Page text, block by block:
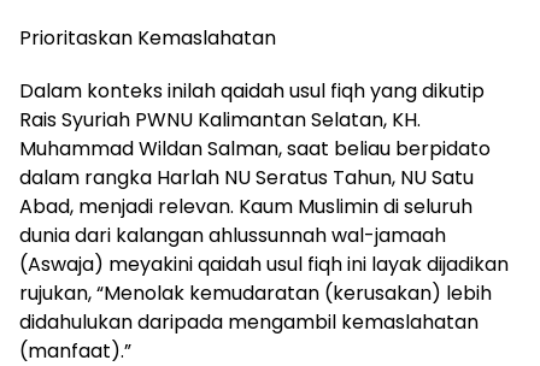
Prioritaskan Kemaslahatan
Dalam konteks inilah qaidah usul fiqh yang dikutip
Rais Syuriah PWNU Kalimantan Selatan, KH.
Muhammad Wildan Salman, saat beliau berpidato
dalam rangka Harlah NU Seratus Tahun, NU Satu
Abad, menjadi relevan. Kaum Muslimin di seluruh
dunia dari kalangan ahlussunnah wal-jamaah
(Aswaja) meyakini qaidah usul fiqh ini layak dijadikan
rujukan, “Menolak kemudaratan (kerusakan) lebih
didahulukan daripada mengambil kemaslahatan
(manfaat).”